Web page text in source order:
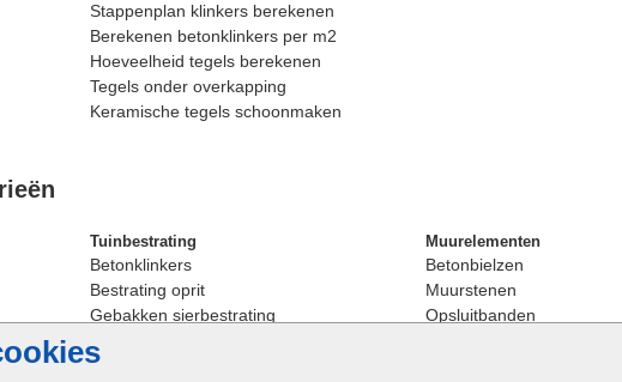
Stappenplan klinkers berekenen
Berekenen betonklinkers per m2
Hoeveelheid tegels berekenen
Tegels onder overkapping
Keramische tegels schoonmaken
Tuinbestrating
Betonklinkers
Bestrating oprit
Gebakken sierbestrating
Strakke bestrating
Muurelementen
Betonbielzen
Muurstenen
Opsluitbanden